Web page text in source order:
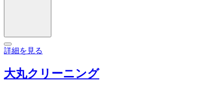
詳細を見る
大丸クリーニング